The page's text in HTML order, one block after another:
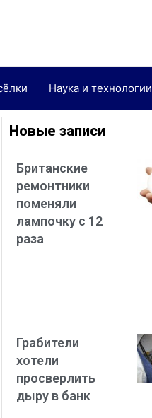
Наука и технологии
Новые записи
Британские
ремонтники
поменяли
лампочку с 12
раза
Грабители
хотели
просверлить
дыру в банк